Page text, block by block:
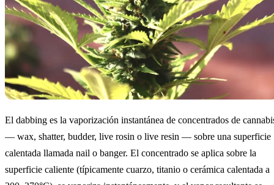
El dabbing es la vaporización instantánea de concentrados de
— wax, shatter, budder, live rosin o live resin — sobre una superficie
calentada llamada nail o banger. El concentrado se aplica sobre la
superficie caliente (típicamente cuarzo, titanio o cerámica calentada a